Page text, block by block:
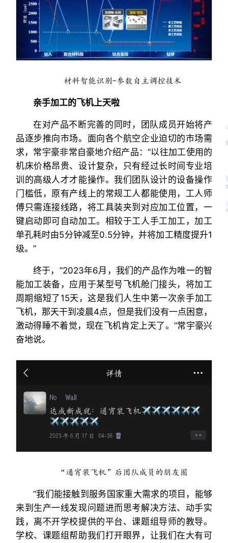
材料智能识别-参数自主调控技术
亲手加工的飞机上天啦
在对产品不断完善的同时，团队成员开始将产
品逐步推向市场。面向各个航空企业迫切的市场需
求，常宇豪非常自豪地介绍产品：“以往加工使用的
机床价格昂贵、设计复杂，只有经过长时间专业培
训的高级人才才能操作。我们团队设计的设备操作
门槛低，原有产线上的常规工人都能使用，工人师
傅只需连接线路，将工具装夹到对应加工位置，一
键启动即可自动加工。相较于工人手工加工，加工
单孔耗时由5分钟减至0.5分钟，并将加工精度提升1
级。”
终于，“2023年6月，我们的产品作为唯一的智
能加工装备，应用于某型号飞机舱门接头，将加工
周期缩短了15天，这是我们人生中第一次亲手加工
飞机，那天干到凌晨4点，但是我们没有一点困意，
激动得睡不着觉，现在飞机肯定上天了。”常宇豪兴
奋地说。
“通宵装飞机”后团队成员的朋友圈
“我们能接触到服务国家重大需求的项目，能够
来到生产一线发现问题进而思考解决方法、动手实
践，离不开学校提供的平台、课题组导师的教导。
学校、课题组帮助我们打开眼界，让我们在大有可